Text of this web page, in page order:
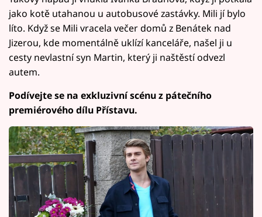
jako kotě utahanou u autobusové zastávky. Mili jí bylo
líto. Když se Mili vracela večer domů z Benátek nad
Jizerou, kde momentálně uklízí kanceláře, našel ji u
cesty nevlastní syn Martin, který ji naštěstí odvezl
autem.
Podívejte se na exkluzivní scénu z pátečního
premiérového dílu Přístavu.